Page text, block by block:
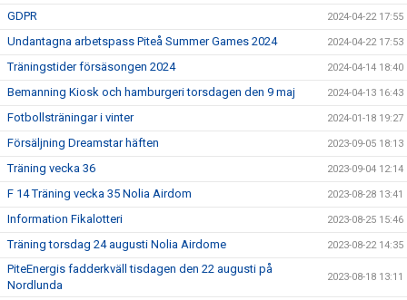
GDPR 2024-04-22 17:55
Undantagna arbetspass Piteå Summer Games 2024 2024-04-22 17:53
Träningstider försäsongen 2024 2024-04-14 18:40
Bemanning Kiosk och hamburgeri torsdagen den 9 maj 2024-04-13 16:43
Fotbollsträningar i vinter 2024-01-18 19:27
Försäljning Dreamstar häften 2023-09-05 18:13
Träning vecka 36 2023-09-04 12:14
F 14 Träning vecka 35 Nolia Airdom 2023-08-28 13:41
Information Fikalotteri 2023-08-25 15:46
Träning torsdag 24 augusti Nolia Airdome 2023-08-22 14:35
PiteEnergis fadderkväll tisdagen den 22 augusti på
Nordlunda
2023-08-18 13:11